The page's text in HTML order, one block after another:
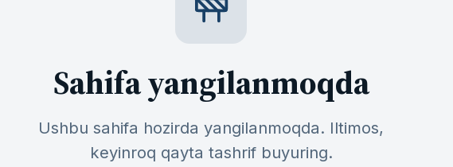
Sahifa yangilanmoqda
Ushbu sahifa hozirda yangilanmoqda. Iltimos,
keyinroq qayta tashrif buyuring.